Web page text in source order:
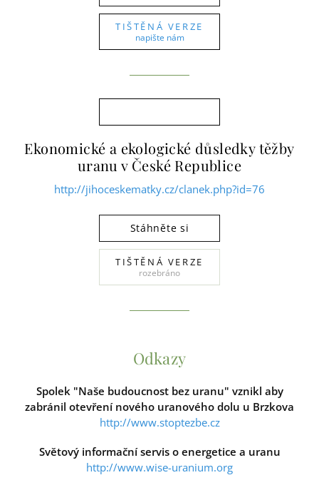
TIŠTĚNÁ VERZE
napište nám
Ekonomické a ekologické důsledky těžby
uranu v České Republice
http://jihoceskematky.cz/clanek.php?id=76
Stáhněte si
TIŠTĚNÁ VERZE
rozebráno
Odkazy
Spolek "Naše budoucnost bez uranu" vznikl aby
zabránil otevření nového uranového dolu u Brzkova
http://www.stoptezbe.cz
Světový informační servis o energetice a uranu
http://www.wise-uranium.org